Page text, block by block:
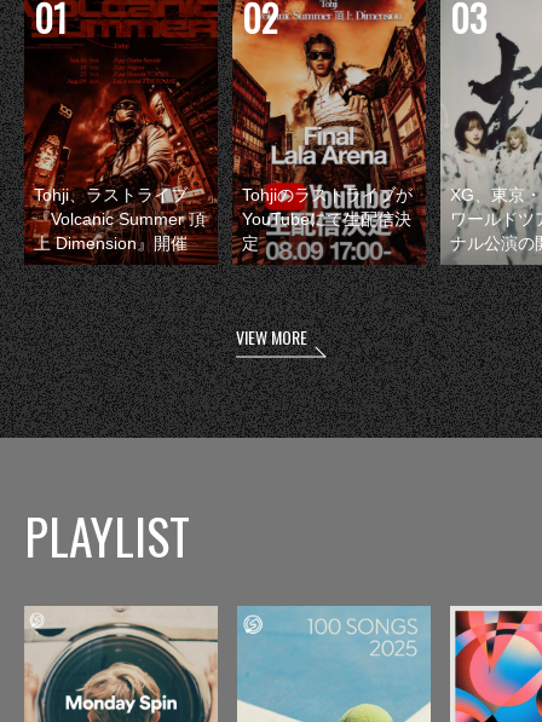
Tohji、ラストライブ
『Volcanic Summer 頂
上 Dimension』開催
Tohjiのラストライブが
YouTubeにて生配信決
定
XG、東京
ワールドツ
ナル公演の
VIEW MORE
PLAYLIST